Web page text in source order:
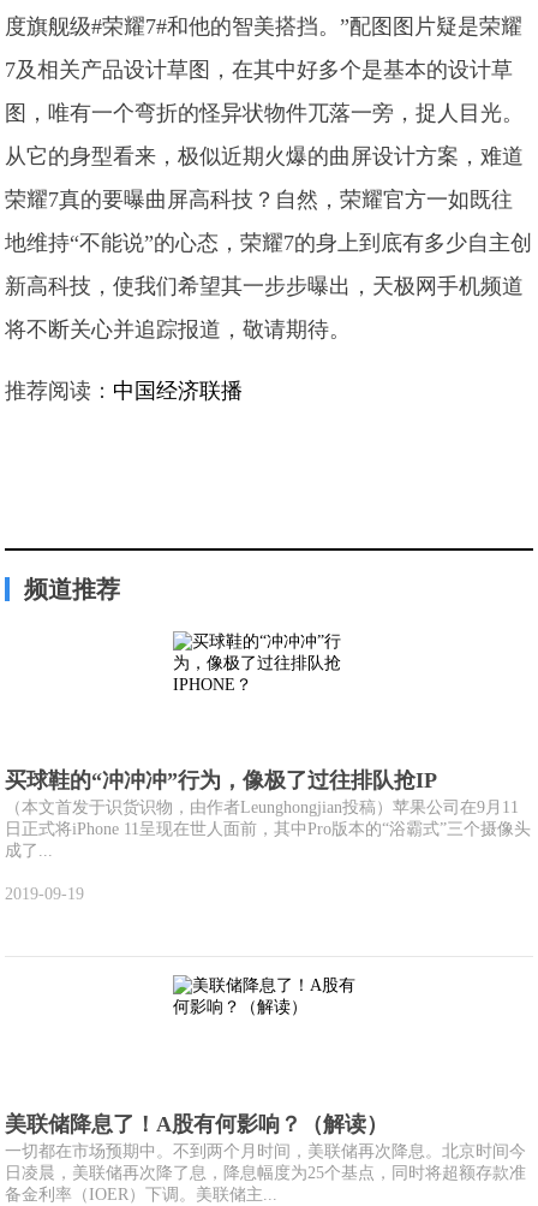
度旗舰级#荣耀7#和他的智美搭挡。”配图图片疑是荣耀
7及相关产品设计草图，在其中好多个是基本的设计草
图，唯有一个弯折的怪异状物件兀落一旁，捉人目光。
从它的身型看来，极似近期火爆的曲屏设计方案，难道
荣耀7真的要曝曲屏高科技？自然，荣耀官方一如既往
地维持“不能说”的心态，荣耀7的身上到底有多少自主创
新高科技，使我们希望其一步步曝出，天极网手机频道
将不断关心并追踪报道，敬请期待。
推荐阅读： 中国经济联播
频道推荐
买球鞋的“冲冲冲”行为，像极了过往排队抢IP
（本文首发于识货识物，由作者Leunghongjian投稿）苹果公司在9月11
日正式将iPhone 11呈现在世人面前，其中Pro版本的“浴霸式”三个摄像头
成了...
2019-09-19
美联储降息了！A股有何影响？（解读）
一切都在市场预期中。不到两个月时间，美联储再次降息。北京时间今
日凌晨，美联储再次降了息，降息幅度为25个基点，同时将超额存款准
备金利率（IOER）下调。美联储主...